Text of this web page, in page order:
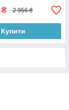
₴ 2 956 ₴
Купити